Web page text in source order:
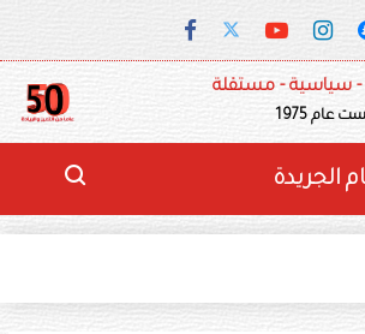
- سياسية - مستقلة
عام 1975
الجريدة